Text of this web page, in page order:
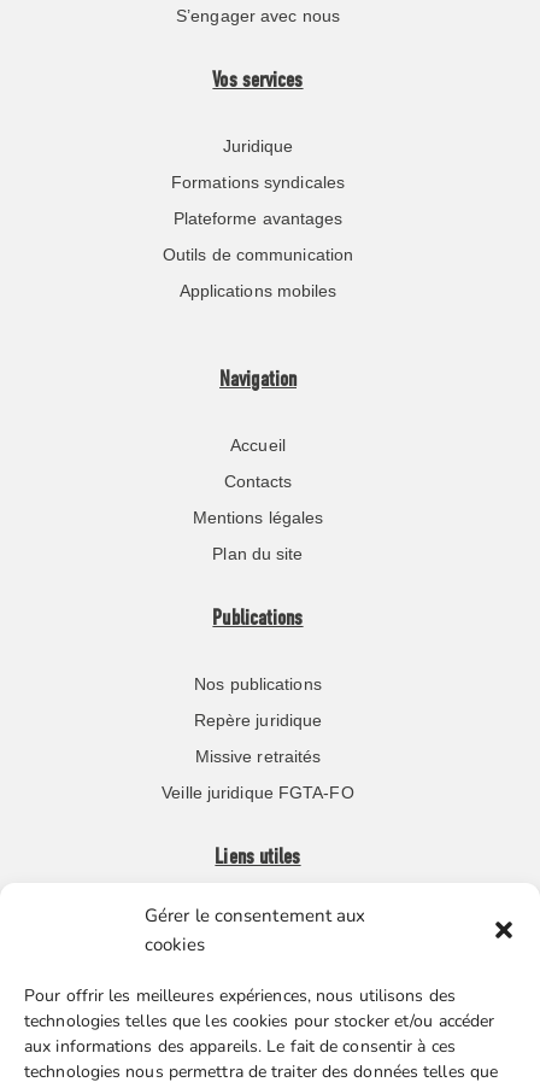
Gérer le consentement aux
cookies
Pour offrir les meilleures expériences, nous utilisons des
technologies telles que les cookies pour stocker et/ou accéder
aux informations des appareils. Le fait de consentir à ces
technologies nous permettra de traiter des données telles que
S’engager avec nous
Vos services
Juridique
Formations syndicales
Plateforme avantages
Outils de communication
Applications mobiles
Navigation
Accueil
Contacts
Mentions légales
Plan du site
Publications
Nos publications
Repère juridique
Missive retraités
Veille juridique FGTA-FO
Liens utiles
Boutique en ligne
Nos partenaires
Gestion des cookies